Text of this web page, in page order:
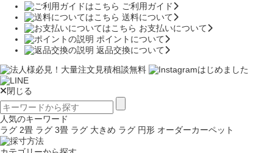
ご利用ガイド
送料について
お支払いについて
ポイントについて
返品交換について
閉じる
人気のキーワード
ラグ 2畳 ラグ 3畳 ラグ 大きめ ラグ 円形 オーダーカーペット